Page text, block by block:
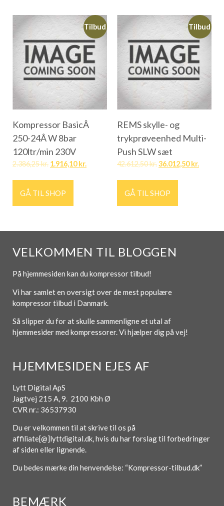
Tilbud
Kompressor BasicÂ
250-24Â W 8bar
120ltr/min 230V
2.386,25kr. 1.916,10kr.
GÅ TIL SHOP
Tilbud
REMS skylle- og
trykprøveenhed Multi-
Push SLW sæt
42.612,50kr.36.012,50kr.
GÅ TIL SHOP
VELKOMMEN TIL BLOGGEN
På hjemmesiden kan du kompressor tilbud!
Vi har samlet en oversigt over de mest populære
kompressor tilbud i Danmark.
Så slipper du for at skulle sammenligne et utal af
hjemmesider med kompressorer. Vi hjælper dig på vej!
HJEMMESIDEN EJES AF
Lytt Digital ApS
Jagtvej 215 A, 9. 2100 Kbh Ø
CVR nr.: 36537930
Du er velkommen til at skrive til os på
affiliate[@]lyttdigital.dk, hvis du har forslag til forbedringer
af siden eller lignende.
Du bedes mærke din henvendelse: “Kompressor-tilbud.dk”
BEMÆRK